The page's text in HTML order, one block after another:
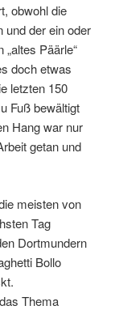
obwohl die
und der ein oder
Päärle“
doch etwas
letzten 150
Fuß bewältigt
Hang war nur
getan und
meisten von
Tag
Dortmundern
Bollo
Thema